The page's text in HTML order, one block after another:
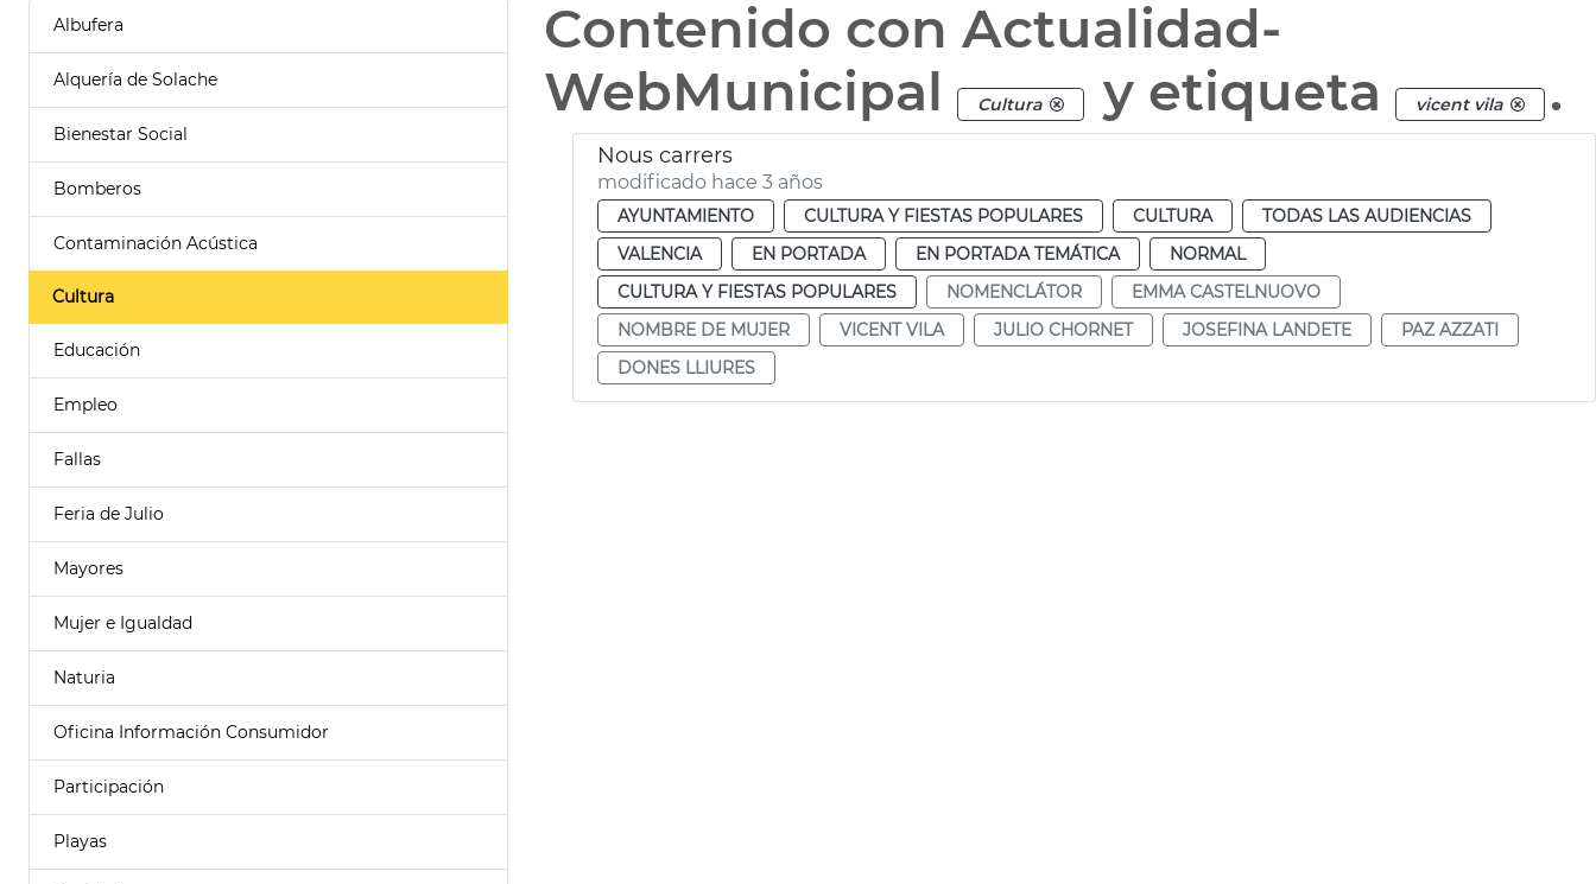
Albufera
Alquería de Solache
Bienestar Social
Bomberos
Contaminación Acústica
Cultura
Educación
Empleo
Fallas
Feria de Julio
Mayores
Mujer e Igualdad
Naturia
Oficina Información Consumidor
Participación
Playas
Contenido con Actualidad-
WebMunicipal
Cultura y etiqueta vicent vila .
Nous carrers
modificado hace 3 años
AYUNTAMIENTO CULTURA Y FIESTAS POPULARES CULTURA
TODAS LAS AUDIENCIAS
VALENCIA
EN PORTADA EN PORTADA TEMÁTICA
NORMAL
CULTURA Y FIESTAS POPULARES
NOMENCLÁTOR
EMMA CASTELNUOVO
NOMBRE DE MUJER
VICENT VILA JULIO CHORNET JOSEFINA LANDETE
PAZ AZZATI
DONES LLIURES